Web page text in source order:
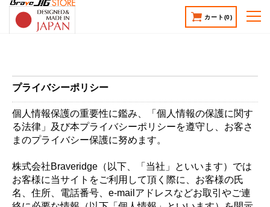
カート (0)
プライバシーポリシー
個人情報保護の重要性に鑑み、「個人情報の保護に関す
る法律」及び本プライバシーポリシーを遵守し、お客さ
まのプライバシー保護に努めます。
株式会社Braveridge（以下、「当社」といいます）では
お客様に当サイトをご利用して頂く際に、お客様の氏
名、住所、電話番号、e-mailアドレスなどお取引やご連